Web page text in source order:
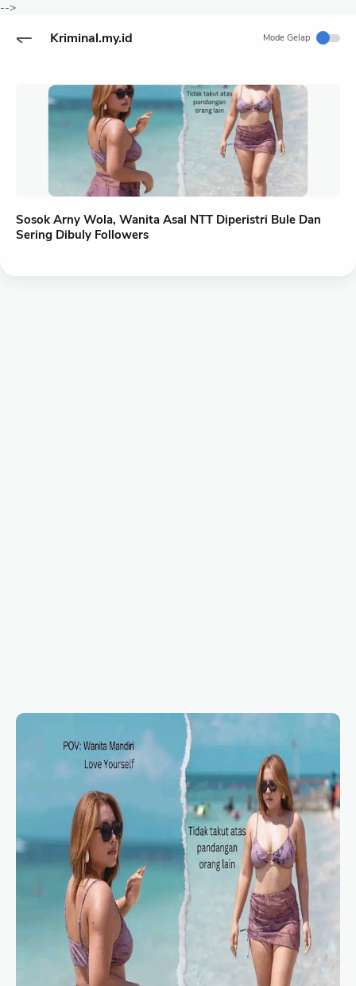
-->
Kriminal.my.id Mode Gelap
Sosok Arny Wola, Wanita Asal NTT Diperistri Bule Dan
Sering Dibuly Followers